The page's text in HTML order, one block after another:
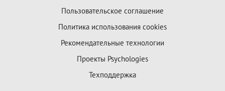
Пользовательское соглашение
Политика использования cookies
Рекомендательные технологии
Проекты Psychologies
Техподдержка